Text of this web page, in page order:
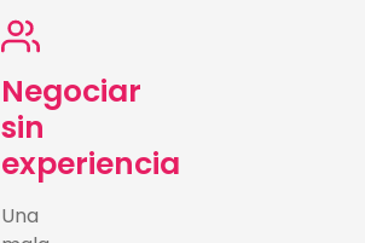
Negociar
sin
experiencia
Una